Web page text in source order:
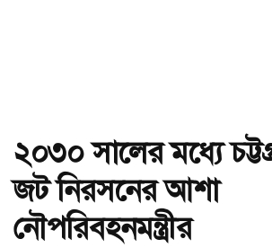
২০৩০ সালের মধ্যে
জট নিরসনের আশা
নৌপরিবহনমন্ত্রীর